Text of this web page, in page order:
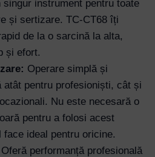
singur instrument pentru toate
și sertizare. TC-CT68 îți
de la o sarcină la alta,
și efort.
Operare simplă și
atât pentru profesioniști, cât și
Nu este necesară o
pentru a folosi acest
ideal pentru oricine.
Oferă performanță profesională